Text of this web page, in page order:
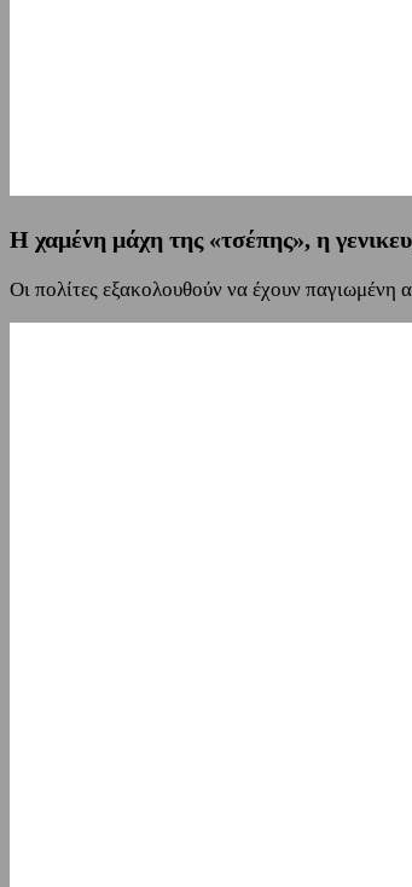
Η χαμένη μάχη της «τσέπης», η
Οι πολίτες εξακολουθούν να έχουν παγιωμένη